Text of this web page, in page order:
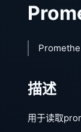
描述
用于读取